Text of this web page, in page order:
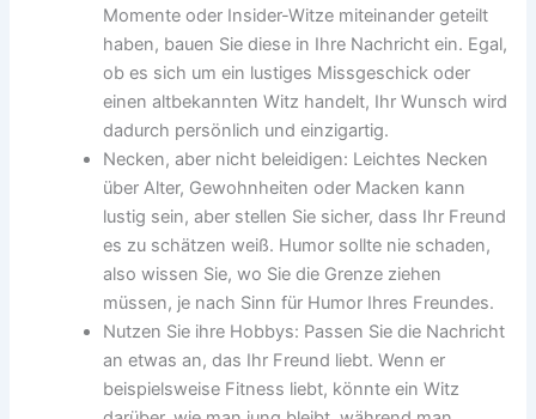
Momente oder Insider-Witze miteinander geteilt
haben, bauen Sie diese in Ihre Nachricht ein. Egal,
ob es sich um ein lustiges Missgeschick oder
einen altbekannten Witz handelt, Ihr Wunsch wird
dadurch persönlich und einzigartig.
Necken, aber nicht beleidigen: Leichtes Necken
über Alter, Gewohnheiten oder Macken kann
lustig sein, aber stellen Sie sicher, dass Ihr Freund
es zu schätzen weiß. Humor sollte nie schaden,
also wissen Sie, wo Sie die Grenze ziehen
müssen, je nach Sinn für Humor Ihres Freundes.
Nutzen Sie ihre Hobbys: Passen Sie die Nachricht
an etwas an, das Ihr Freund liebt. Wenn er
beispielsweise Fitness liebt, könnte ein Witz